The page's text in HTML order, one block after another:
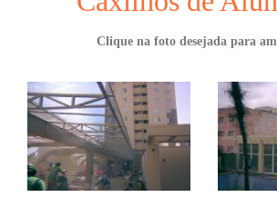
Clique na foto desejada para